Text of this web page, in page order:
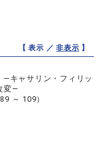
【 表示 ／非表示 】
―キャサリン・フィリッ
変―
～ 109）